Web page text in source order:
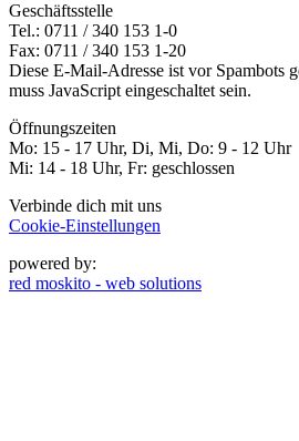
Geschäftsstelle
Tel.: 0711 / 340 153 1-0
Fax: 0711 / 340 153 1-20
Diese E-Mail-Adresse ist vor Spambots
muss JavaScript eingeschaltet sein.
Öffnungszeiten
Mo: 15 - 17 Uhr, Di, Mi, Do: 9 - 12 Uhr
Mi: 14 - 18 Uhr, Fr: geschlossen
Verbinde dich mit uns
Cookie-Einstellungen
powered by:
red moskito - web solutions